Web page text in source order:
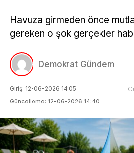
Havuza girmeden önce
gereken o şok gerçekler
Demokrat Gündem
Giriş: 12-06-2026 14:05
Güncelleme: 12-06-2026 14:40